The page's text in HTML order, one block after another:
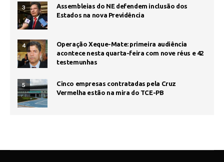
3
Assembleias do NE defendem inclusão dos
Estados na nova Previdência
4
Operação Xeque-Mate: primeira audiência
acontece nesta quarta-feira com nove réus e 42
testemunhas
5
Cinco empresas contratadas pela Cruz
Vermelha estão na mira do TCE-PB